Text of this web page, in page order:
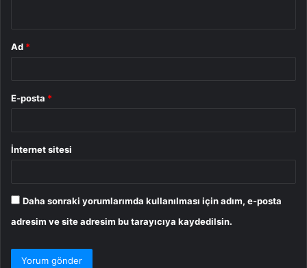
Ad *
E-posta *
İnternet sitesi
Daha sonraki yorumlarımda kullanılması için adım, e-posta
adresim ve site adresim bu tarayıcıya kaydedilsin.